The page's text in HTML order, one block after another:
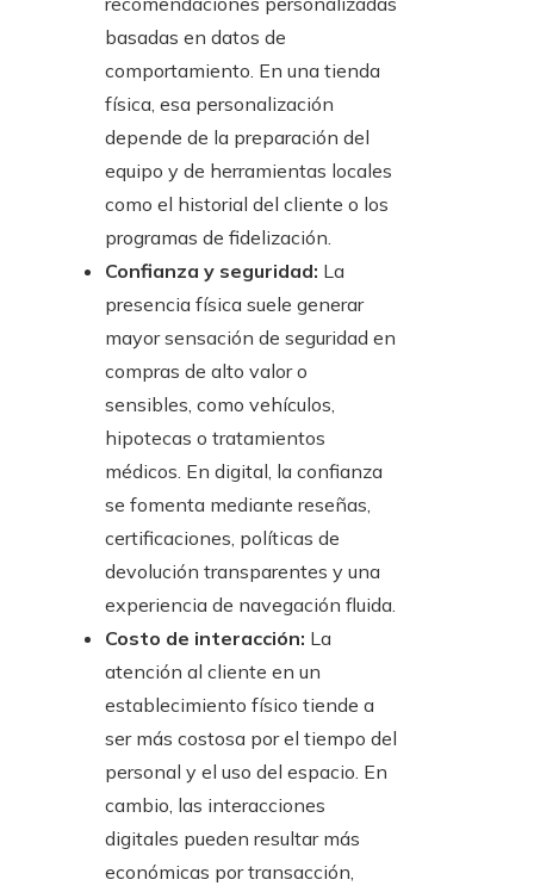
basadas en datos de
comportamiento. En una tienda
física, esa personalización
depende de la preparación del
equipo y de herramientas locales
como el historial del cliente o los
programas de fidelización.
Confianza y seguridad: La
presencia física suele generar
mayor sensación de seguridad en
compras de alto valor o
sensibles, como vehículos,
hipotecas o tratamientos
médicos. En digital, la confianza
se fomenta mediante reseñas,
certificaciones, políticas de
devolución transparentes y una
experiencia de navegación fluida.
Costo de interacción: La
atención al cliente en un
establecimiento físico tiende a
ser más costosa por el tiempo del
personal y el uso del espacio. En
cambio, las interacciones
digitales pueden resultar más
económicas por transacción,